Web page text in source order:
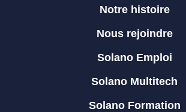
Notre histoire
Nous rejoindre
Solano Emploi
Solano Multitech
Solano Formation